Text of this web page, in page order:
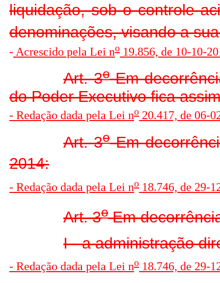
liquidação, sob o controle
denominações, visando a
- Acrescido pela Lei no 19.856, de 10-10-
Art. 3oEm
do Poder Executivo fica
- Redação dada pela Lei no 20.417, de 06-
Art. 3oEm
2014:
- Redação dada pela Lei no 18.746, de 29-
Art. 3oEm
I - a administração
- Redação dada pela Lei no 18.746, de 29-